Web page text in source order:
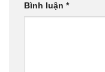
Bình luận *